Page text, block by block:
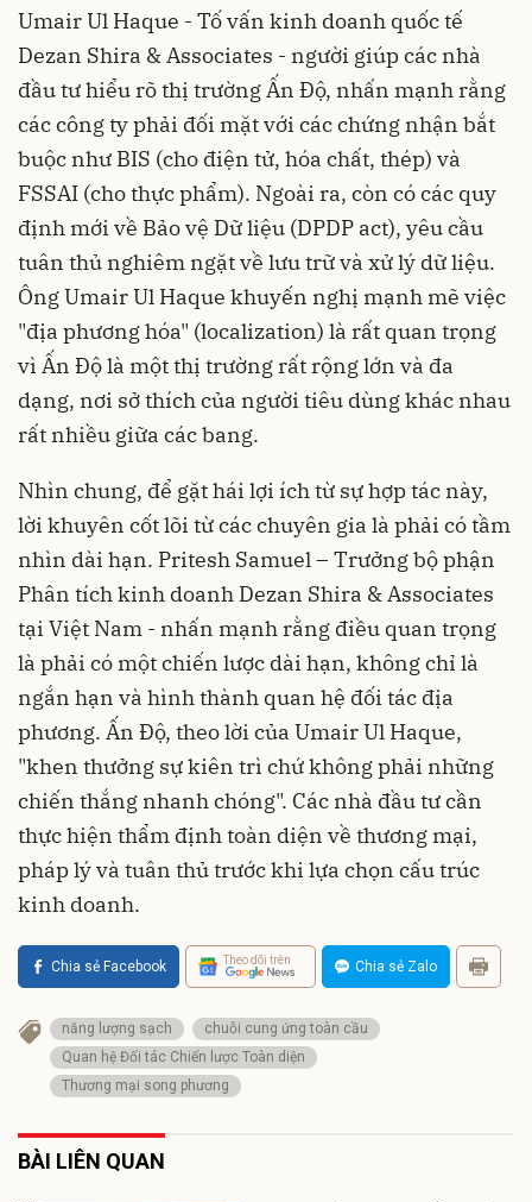
Umair Ul Haque - Tố vấn kinh doanh quốc tế
Dezan Shira & Associates - người giúp các nhà
đầu tư hiểu rõ thị trường Ấn Độ, nhấn mạnh rằng
các công ty phải đối mặt với các chứng nhận bắt
buộc như BIS (cho điện tử, hóa chất, thép) và
FSSAI (cho thực phẩm). Ngoài ra, còn có các quy
định mới về Bảo vệ Dữ liệu (DPDP act), yêu cầu
tuân thủ nghiêm ngặt về lưu trữ và xử lý dữ liệu.
Ông Umair Ul Haque khuyến nghị mạnh mẽ việc
"địa phương hóa" (localization) là rất quan trọng
vì Ấn Độ là một thị trường rất rộng lớn và đa
dạng, nơi sở thích của người tiêu dùng khác nhau
rất nhiều giữa các bang.
Nhìn chung, để gặt hái lợi ích từ sự hợp tác này,
lời khuyên cốt lõi từ các chuyên gia là phải có tầm
nhìn dài hạn. Pritesh Samuel – Trưởng bộ phận
Phân tích kinh doanh Dezan Shira & Associates
tại Việt Nam - nhấn mạnh rằng điều quan trọng
là phải có một chiến lược dài hạn, không chỉ là
ngắn hạn và hình thành quan hệ đối tác địa
phương. Ấn Độ, theo lời của Umair Ul Haque,
"khen thưởng sự kiên trì chứ không phải những
chiến thắng nhanh chóng". Các nhà đầu tư cần
thực hiện thẩm định toàn diện về thương mại,
pháp lý và tuân thủ trước khi lựa chọn cấu trúc
kinh doanh.
Chia sẻ Facebook Theo dõi trên Chia sẻ Zalo
năng lượng sạch
chuỗi cung ứng toàn cầu
Quan hệ Đối tác Chiến lược Toàn diện
Thương mại song phương
BÀI LIÊN QUAN